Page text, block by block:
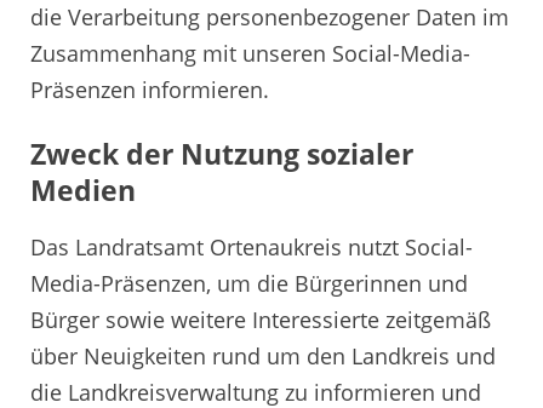
die Verarbeitung personenbezogener Daten im
Zusammenhang mit unseren Social-Media-
Präsenzen informieren.
Zweck der Nutzung sozialer
Medien
Das Landratsamt Ortenaukreis nutzt Social-
Media-Präsenzen, um die Bürgerinnen und
Bürger sowie weitere Interessierte zeitgemäß
über Neuigkeiten rund um den Landkreis und
die Landkreisverwaltung zu informieren und